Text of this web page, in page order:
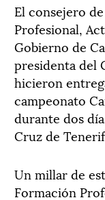
El consejero
Profesional,
Gobierno de
presidenta del
hicieron
campeonato
durante dos
Cruz de
Un millar de
Formación